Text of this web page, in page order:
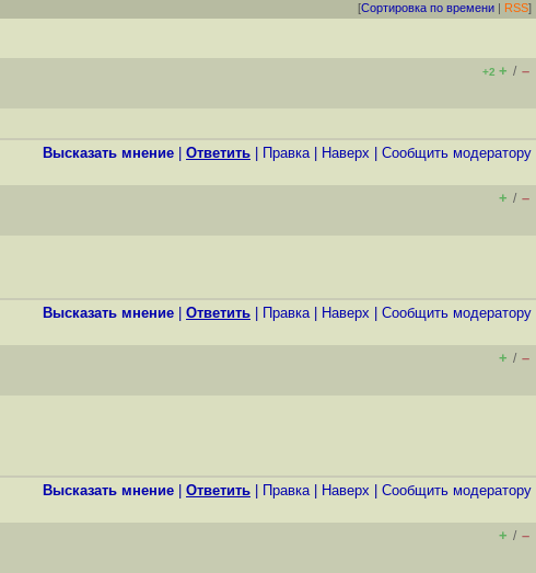
[Сортировка по времени | RSS]
+2 + / –
Высказать мнение Ответить Правка| Наверх Cообщить модератору
+ / –
Высказать мнение Ответить Правка| Наверх Cообщить модератору
+ / –
Высказать мнение Ответить Правка| Наверх Cообщить модератору
+ / –